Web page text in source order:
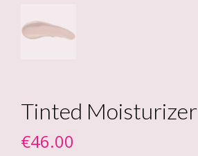
Tinted Moisturizer
€46.00